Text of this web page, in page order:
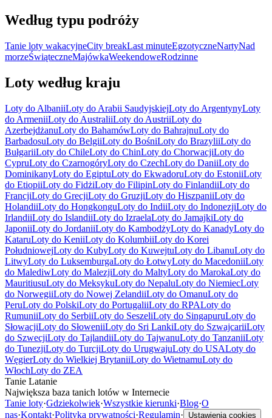
Według typu podróży
Tanie loty wakacyjneCity breakLast minuteEgzotyczneNartyNad
morzeŚwiąteczneMajówkaWeekendoweRodzinne
Loty według kraju
Loty do AlbaniiLoty do Arabii SaudyjskiejLoty do ArgentynyLoty
do ArmeniiLoty do AustraliiLoty do AustriiLoty do
AzerbejdżanuLoty do BahamówLoty do BahrajnuLoty do
BarbadosuLoty do BelgiiLoty do BośniLoty do BrazyliiLoty do
BułgariiLoty do ChileLoty do ChinLoty do ChorwacjiLoty do
CypruLoty do CzarnogóryLoty do CzechLoty do DaniiLoty do
DominikanyLoty do EgiptuLoty do EkwadoruLoty do EstoniiLoty
do EtiopiiLoty do FidżiLoty do FilipinLoty do FinlandiiLoty do
FrancjiLoty do GrecjiLoty do GruzjiLoty do HiszpaniiLoty do
HolandiiLoty do HongkonguLoty do IndiiLoty do IndonezjiLoty do
IrlandiiLoty do IslandiiLoty do IzraelaLoty do JamajkiLoty do
JaponiiLoty do JordaniiLoty do KambodżyLoty do KanadyLoty do
KataruLoty do KeniiLoty do KolumbiiLoty do Korei
PołudniowejLoty do KubyLoty do KuwejtuLoty do LibanuLoty do
LitwyLoty do LuksemburgaLoty do ŁotwyLoty do MacedoniiLoty
do MalediwLoty do MalezjiLoty do MaltyLoty do MarokaLoty do
MauritiusuLoty do MeksykuLoty do NepaluLoty do NiemiecLoty
do NorwegiiLoty do Nowej ZelandiiLoty do OmanuLoty do
PeruLoty do PolskiLoty do PortugaliiLoty do RPALoty do
RumuniiLoty do SerbiiLoty do SeszeliLoty do SingapuruLoty do
SłowacjiLoty do SłoweniiLoty do Sri LankiLoty do SzwajcariiLoty
do SzwecjiLoty do TajlandiiLoty do TajwanuLoty do TanzaniiLoty
do TunezjiLoty do TurcjiLoty do UrugwajuLoty do USALoty do
WęgierLoty do Wielkiej BrytaniiLoty do WietnamuLoty do
WłochLoty do ZEA
Tanie Latanie
Największa baza tanich lotów w Internecie
Tanie loty·Gdziekolwiek·Wszystkie kierunki·Blog·O
nas·Kontakt·Polityka prywatności·Regulamin· Ustawienia cookies